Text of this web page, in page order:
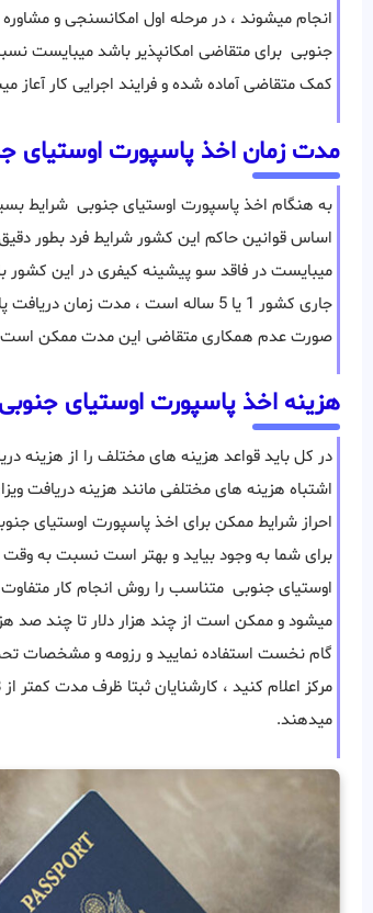
انجام میشوند ، در مرحله اول امکانسنجی و
جنوبی برای متقاضی امکانپذیر باشد میبایست
کمک متقاضی آماده شده و فرایند اجرایی کار
مدت زمان اخذ پاسپورت اوستیای
به هنگام اخذ پاسپورت اوستیای جنوبی شرایط
اساس قوانین حاکم این کشور شرایط فرد بطور
میبایست در فاقد سو پیشینه کیفری در این کشور
صورت عدم همکاری متقاضی این مدت ممکن است
هزینه اخذ پاسپورت اوستیای جنوبی
در کل باید قواعد هزینه های مختلف را از هزینه
اشتباه هزینه های مختلفی مانند هزینه دریافت
احراز شرایط ممکن برای اخذ پاسپورت اوستیای
برای شما به وجود بیاید و بهتر است نسبت به
اوستیای جنوبی متناسب را روش انجام کار
میشود و ممکن است از چند هزار دلار تا چند صد
گام نخست استفاده نمایید و رزومه و مشخصات
میدهند.